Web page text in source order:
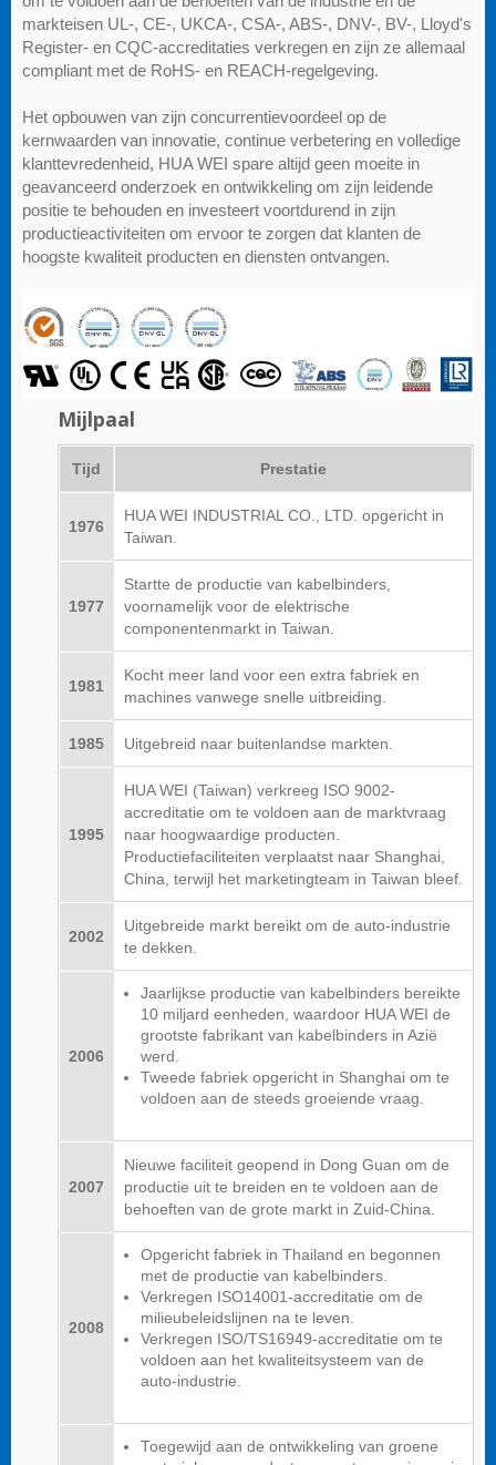
markteisen UL-, CE-, UKCA-, CSA-, ABS-, DNV-, BV-, Lloyd's
Register- en CQC-accreditaties verkregen en zijn ze allemaal
compliant met de RoHS- en REACH-regelgeving.
Het opbouwen van zijn concurrentievoordeel op de
kernwaarden van innovatie, continue verbetering en volledige
klanttevredenheid, HUA WEI spare altijd geen moeite in
geavanceerd onderzoek en ontwikkeling om zijn leidende
positie te behouden en investeert voortdurend in zijn
productieactiviteiten om ervoor te zorgen dat klanten de
hoogste kwaliteit producten en diensten ontvangen.
Mijlpaal
Tijd Prestatie
1976
HUA WEI INDUSTRIAL CO., LTD. opgericht in
Taiwan.
1977
Startte de productie van kabelbinders,
voornamelijk voor de elektrische
componentenmarkt in Taiwan.
1981
Kocht meer land voor een extra fabriek en
machines vanwege snelle uitbreiding.
1985 Uitgebreid naar buitenlandse markten.
1995
HUA WEI (Taiwan) verkreeg ISO 9002-
accreditatie om te voldoen aan de marktvraag
naar hoogwaardige producten.
Productiefaciliteiten verplaatst naar Shanghai,
China, terwijl het marketingteam in Taiwan bleef.
2002
Uitgebreide markt bereikt om de auto-industrie
te dekken.
2006
Jaarlijkse productie van kabelbinders bereikte
10 miljard eenheden, waardoor HUA WEI de
grootste fabrikant van kabelbinders in Azië
werd.
Tweede fabriek opgericht in Shanghai om te
voldoen aan de steeds groeiende vraag.
2007
Nieuwe faciliteit geopend in Dong Guan om de
productie uit te breiden en te voldoen aan de
behoeften van de grote markt in Zuid-China.
2008
Opgericht fabriek in Thailand en begonnen
met de productie van kabelbinders.
Verkregen ISO14001-accreditatie om de
milieubeleidslijnen na te leven.
Verkregen ISO/TS16949-accreditatie om te
voldoen aan het kwaliteitsysteem van de
auto-industrie.
Toegewijd aan de ontwikkeling van groene